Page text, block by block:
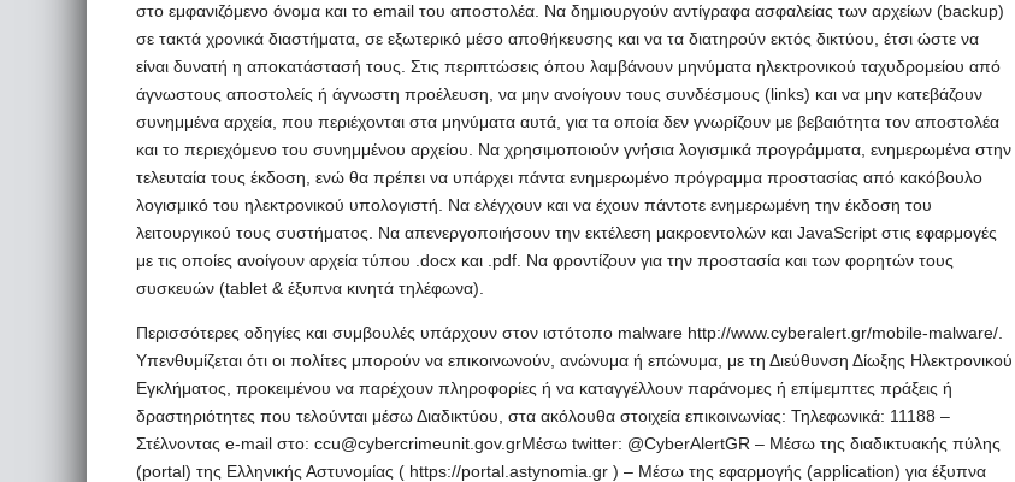
στο εμφανιζόμενο όνομα και το email του αποστολέα. Να δημιουργούν αντίγραφα ασφαλείας των αρχείων (backup)
σε τακτά χρονικά διαστήματα, σε εξωτερικό μέσο αποθήκευσης και να τα διατηρούν εκτός δικτύου, έτσι ώστε να
είναι δυνατή η αποκατάστασή τους. Στις περιπτώσεις όπου λαμβάνουν μηνύματα ηλεκτρονικού ταχυδρομείου από
άγνωστους αποστολείς ή άγνωστη προέλευση, να μην ανοίγουν τους συνδέσμους (links) και να μην κατεβάζουν
συνημμένα αρχεία, που περιέχονται στα μηνύματα αυτά, για τα οποία δεν γνωρίζουν με βεβαιότητα τον αποστολέα
και το περιεχόμενο του συνημμένου αρχείου. Να χρησιμοποιούν γνήσια λογισμικά προγράμματα, ενημερωμένα στην
τελευταία τους έκδοση, ενώ θα πρέπει να υπάρχει πάντα ενημερωμένο πρόγραμμα προστασίας από κακόβουλο
λογισμικό του ηλεκτρονικού υπολογιστή. Να ελέγχουν και να έχουν πάντοτε ενημερωμένη την έκδοση του
λειτουργικού τους συστήματος. Να απενεργοποιήσουν την εκτέλεση μακροεντολών και JavaScript στις εφαρμογές
με τις οποίες ανοίγουν αρχεία τύπου .docx και .pdf. Να φροντίζουν για την προστασία και των φορητών τους
συσκευών (tablet & έξυπνα κινητά τηλέφωνα).
Περισσότερες οδηγίες και συμβουλές υπάρχουν στον ιστότοπο malware http://www.cyberalert.gr/mobile-malware/.
Υπενθυμίζεται ότι οι πολίτες μπορούν να επικοινωνούν, ανώνυμα ή επώνυμα, με τη Διεύθυνση Δίωξης Ηλεκτρονικού
Εγκλήματος, προκειμένου να παρέχουν πληροφορίες ή να καταγγέλλουν παράνομες ή επίμεμπτες πράξεις ή
δραστηριότητες που τελούνται μέσω Διαδικτύου, στα ακόλουθα στοιχεία επικοινωνίας: Τηλεφωνικά: 11188 –
Στέλνοντας e-mail στο: ccu@cybercrimeunit.gov.grΜέσω twitter: @CyberAlertGR – Μέσω της διαδικτυακής πύλης
(portal) της Ελληνικής Αστυνομίας ( https://portal.astynomia.gr ) – Μέσω της εφαρμογής (application) για έξυπνα